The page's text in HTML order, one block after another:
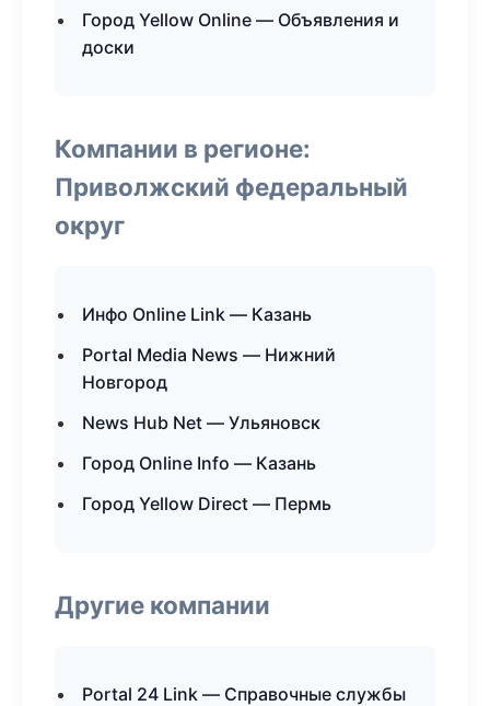
Город Yellow Online — Объявления и
доски
Компании в регионе:
Приволжский федеральный
округ
Инфо Online Link — Казань
Portal Media News — Нижний
Новгород
News Hub Net — Ульяновск
Город Online Info — Казань
Город Yellow Direct — Пермь
Другие компании
Portal 24 Link — Справочные службы